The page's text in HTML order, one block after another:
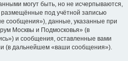
могут быть, но не исчерпываются,
под учётной записью
сообщения»), данные, указанные при
Москвы и Подмосковья» (в
и сообщения, оставленные вами
(в дальнейшем «ваши сообщения»).